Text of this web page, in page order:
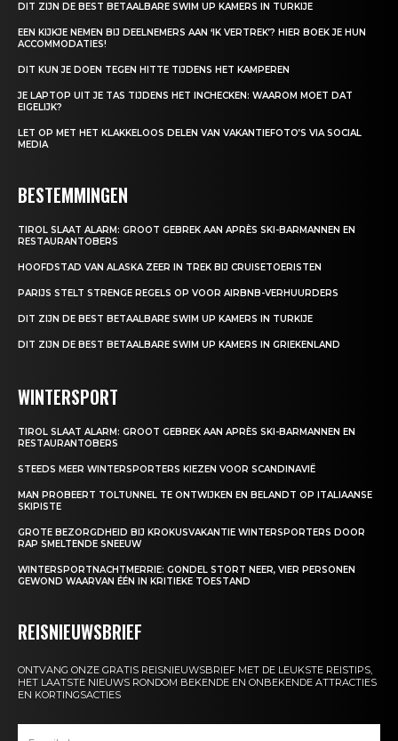
DIT ZIJN DE BEST BETAALBARE SWIM UP KAMERS IN TURKIJE
EEN KIJKJE NEMEN BIJ DEELNEMERS AAN ‘IK VERTREK’? HIER BOEK JE HUN
ACCOMMODATIES!
DIT KUN JE DOEN TEGEN HITTE TIJDENS HET KAMPEREN
JE LAPTOP UIT JE TAS TIJDENS HET INCHECKEN: WAAROM MOET DAT
EIGELIJK?
LET OP MET HET KLAKKELOOS DELEN VAN VAKANTIEFOTO’S VIA SOCIAL
MEDIA
BESTEMMINGEN
TIROL SLAAT ALARM: GROOT GEBREK AAN APRÈS SKI-BARMANNEN EN
RESTAURANTOBERS
HOOFDSTAD VAN ALASKA ZEER IN TREK BIJ CRUISETOERISTEN
PARIJS STELT STRENGE REGELS OP VOOR AIRBNB-VERHUURDERS
DIT ZIJN DE BEST BETAALBARE SWIM UP KAMERS IN TURKIJE
DIT ZIJN DE BEST BETAALBARE SWIM UP KAMERS IN GRIEKENLAND
WINTERSPORT
TIROL SLAAT ALARM: GROOT GEBREK AAN APRÈS SKI-BARMANNEN EN
RESTAURANTOBERS
STEEDS MEER WINTERSPORTERS KIEZEN VOOR SCANDINAVIË
MAN PROBEERT TOLTUNNEL TE ONTWIJKEN EN BELANDT OP ITALIAANSE
SKIPISTE
GROTE BEZORGDHEID BIJ KROKUSVAKANTIE WINTERSPORTERS DOOR
RAP SMELTENDE SNEEUW
WINTERSPORTNACHTMERRIE: GONDEL STORT NEER, VIER PERSONEN
GEWOND WAARVAN ÉÉN IN KRITIEKE TOESTAND
REISNIEUWSBRIEF
ONTVANG ONZE GRATIS REISNIEUWSBRIEF MET DE LEUKSTE REISTIPS,
HET LAATSTE NIEUWS RONDOM BEKENDE EN ONBEKENDE ATTRACTIES
EN KORTINGSACTIES